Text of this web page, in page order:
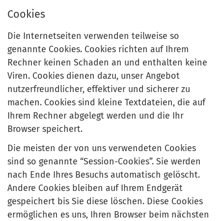
Cookies
Die Internetseiten verwenden teilweise so
genannte Cookies. Cookies richten auf Ihrem
Rechner keinen Schaden an und enthalten keine
Viren. Cookies dienen dazu, unser Angebot
nutzerfreundlicher, effektiver und sicherer zu
machen. Cookies sind kleine Textdateien, die auf
Ihrem Rechner abgelegt werden und die Ihr
Browser speichert.
Die meisten der von uns verwendeten Cookies
sind so genannte “Session-Cookies”. Sie werden
nach Ende Ihres Besuchs automatisch gelöscht.
Andere Cookies bleiben auf Ihrem Endgerät
gespeichert bis Sie diese löschen. Diese Cookies
ermöglichen es uns, Ihren Browser beim nächsten